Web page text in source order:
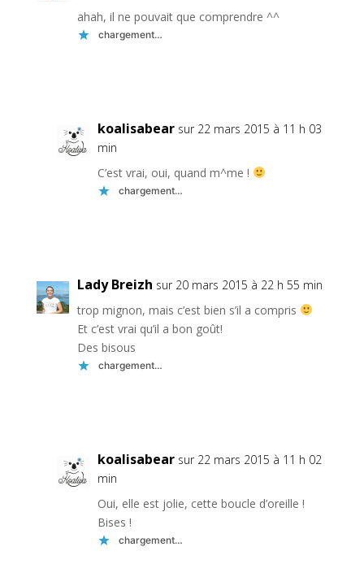
ahah, il ne pouvait que comprendre ^^
chargement…
koalisabear sur 22 mars 2015 à 11 h 03
min
C’est vrai, oui, quand m^me !
chargement…
Lady Breizh sur 20 mars 2015 à 22 h 55 min
trop mignon, mais c’est bien s’il a compris
Et c’est vrai qu’il a bon goût!
Des bisous
chargement…
koalisabear sur 22 mars 2015 à 11 h 02
min
Oui, elle est jolie, cette boucle d’oreille !
Bises !
chargement…